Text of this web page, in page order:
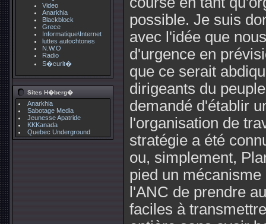
Video
Anarkhia
Blackblock
Grece
Informatique\Internet
luttes autochtones
N.W.O
Radio
S�curit�
Sites H�berg�
Anarkhia
Sabotage Media
Jeunesse Apatride
KKKanada
Quebec Underground
possible. Je suis
avec l'idée que
d'urgence en
que ce serait
dirigeants du
demandé d'établir
l'organisation de
stratégie a été
ou, simplement,
pied un
l'ANC de prendre
faciles à